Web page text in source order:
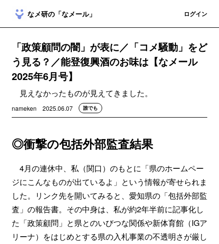
なメ研の「なメール」 ログイン
「政策顧問の闇」が表に／「コメ騒動」をど
う見る？／能登復興酒のお味は【なメール
2025年6月号】
見えなかったものが見えてきました。
nameken 2025.06.07 誰でも
◎衝撃の包括外部監査結果
4月の連休中、私（関口）のもとに「県のホームペー
ジにこんなものが出ているよ」という情報が寄せられま
した。リンク先を開いてみると、愛知県の「包括外部監
査」の報告書。その中身は、私が約2年半前に記事化し
た「政策顧問」と県とのいびつな関係や新体育館（IGア
リーナ）をはじめとする県の入札事業の不透明さが厳し